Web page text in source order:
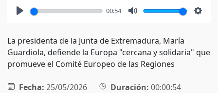
00:54
La presidenta de la Junta de Extremadura, María
Guardiola, defiende la Europa "cercana y solidaria" que
promueve el Comité Europeo de las Regiones
Fecha: 25/05/2026 Duración: 00:00:54